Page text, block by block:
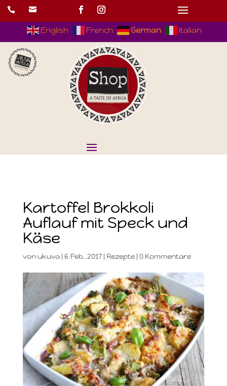
 
English French German Italian
Kartoffel Brokkoli
Auflauf mit Speck und
Käse
vonukuva| 6.Feb..2017| Rezepte| 0 Kommentare